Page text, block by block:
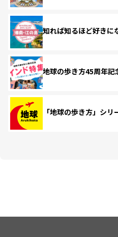
知れば知るほど好きに
地球の歩き方45周年記
「地球の歩き方」シ